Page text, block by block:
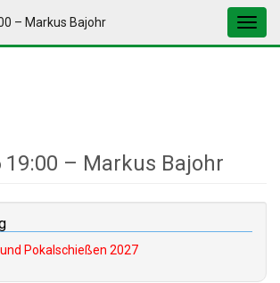
– Markus Bajohr
19:00 – Markus Bajohr
Pokalschießen 2027